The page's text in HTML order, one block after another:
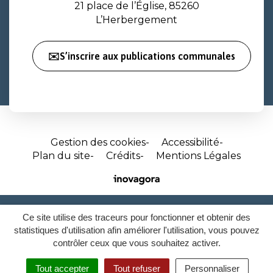
Ce site utilise des traceurs pour fonctionner et obtenir des
statistiques d'utilisation afin améliorer l'utilisation, vous pouvez
contrôler ceux que vous souhaitez activer.
Tout accepter Tout refuser Personnaliser
21 place de l’Église, 85260
L’Herbergement
✉️S’inscrire aux publications communales
Gestion des cookies
Accessibilité
Plan du site
Crédits
Mentions Légales
Site
par
Inovagora
(ouverture
dans
un